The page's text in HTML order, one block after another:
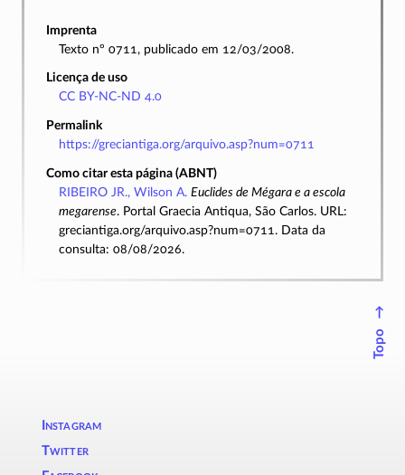
Imprenta
Texto nº 0711, publicado em 12/03/2008.
Licença de uso
CC BY-NC-ND 4.0
Permalink
https://greciantiga.org/arquivo.asp?num=0711
Como citar esta página (ABNT)
RIBEIRO JR., Wilson A. Euclides de Mégara e a escola
megarense. Portal Graecia Antiqua, São Carlos. URL:
greciantiga.org/arquivo.asp?num=0711. Data da
consulta: 08/08/2026.
↑
Topo
Instagram
Twitter